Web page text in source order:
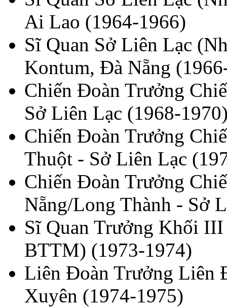
Ai Lao (1964-1966)
Sĩ Quan Sở Liên Lạc
Kontum, Ðà Nẵng
Chiến Ðoàn Trưởng
Sở Liên Lạc (1968-
Chiến Ðoàn Trưởng
Thuột - Sở Liên Lạc
Chiến Ðoàn Trưởng
Nẵng/Long Thành - Sở
Sĩ Quan Trưởng Khối
BTTM) (1973-1974)
Liên Ðoàn Trưởng Liên
Xuyên (1974-1975)